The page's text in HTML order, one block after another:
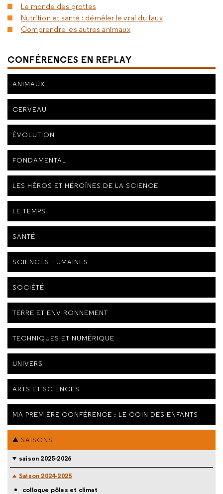
Le monde des grottes
Nutrition et santé : démêler le vrai du faux
Comprendre les autres animaux
CONFÉRENCES EN REPLAY
ANIMAUX
CERVEAU
ÉVOLUTION
FONDAMENTAL
LES HÉROS ET HÉROÏNES DE LA SCIENCE
LE TEMPS
SANTÉ
SCIENCES HUMAINES
SOCIÉTÉ
TERRE ET ENVIRONNEMENT
TECHNIQUES ET NUMÉRIQUE
UNIVERS
ARTS ET SCIENCES
MA PREMIÈRE CONFÉRENCE : LE COIN DES ENFANTS
SAISONS
saison 2025-2026
Saison 2024-2025
colloque pôles et climat